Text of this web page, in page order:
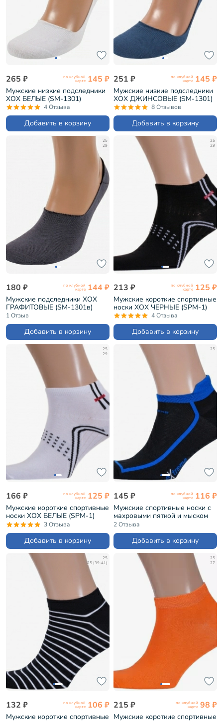
265 ₽ по клубной
карте 145 ₽
Мужские низкие подследники
ХОХ БЕЛЫЕ (SM-1301)
4 Отзыва
Добавить в корзину
251 ₽ по клубной
карте 145 ₽
Мужские низкие подследники
ХОХ ДЖИНСОВЫЕ (SM-1301)
8 Отзывов
Добавить в корзину
25
29
180 ₽ по клубной
карте 144 ₽
Мужские подследники ХОХ
ГРАФИТОВЫЕ (SM-1301в)
1 Отзыв
Добавить в корзину
25
29
213 ₽ по клубной
карте 125 ₽
Мужские короткие спортивные
носки ХОХ ЧЕРНЫЕ (SPM-1)
4 Отзыва
Добавить в корзину
25
29
166 ₽ по клубной
карте 125 ₽
Мужские короткие спортивные
носки ХОХ БЕЛЫЕ (SPM-1)
3 Отзыва
Добавить в корзину
25
145 ₽ по клубной
карте 116 ₽
Мужские спортивные носки с
махровыми пяткой и мыском
ХОХ ЧЕРНО-СИНИЕ (SPM-10)
2 Отзыва
Добавить в корзину
25
25 (39-41)
132 ₽ по клубной
карте 106 ₽
Мужские короткие спортивные
25
27
215 ₽ по клубной
карте 98 ₽
Мужские короткие спортивные